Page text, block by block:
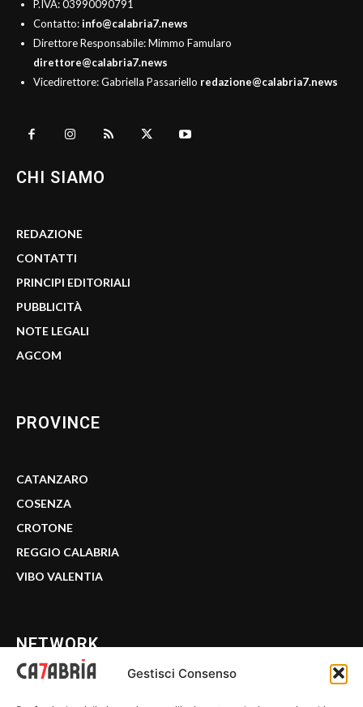
Gestisci Consenso
P.IVA: 03990090791
Contatto:info@calabria7.news
Direttore Responsabile: Mimmo Famularo
direttore@calabria7.news
Vicedirettore: Gabriella Passariello redazione@calabria7.news
CHI SIAMO
REDAZIONE
CONTATTI
PRINCIPI EDITORIALI
PUBBLICITÀ
NOTE LEGALI
AGCOM
PROVINCE
CATANZARO
COSENZA
CROTONE
REGGIO CALABRIA
VIBO VALENTIA
NETWORK